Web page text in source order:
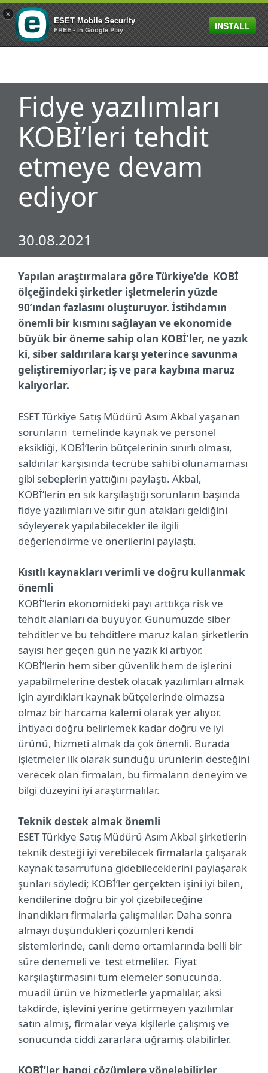
MENU
Fidye yazılımları
KOBİ’leri tehdit
etmeye devam
ediyor
30.08.2021
Yapılan araştırmalara göre Türkiye’de KOBİ
ölçeğindeki şirketler işletmelerin yüzde
90’ından fazlasını oluşturuyor. İstihdamın
önemli bir kısmını sağlayan ve ekonomide
büyük bir öneme sahip olan KOBİ’ler, ne yazık
ki, siber saldırılara karşı yeterince savunma
geliştiremiyorlar; iş ve para kaybına maruz
kalıyorlar.
ESET Türkiye Satış Müdürü Asım Akbal yaşanan
sorunların temelinde kaynak ve personel
eksikliği, KOBİ’lerin bütçelerinin sınırlı olması,
saldırılar karşısında tecrübe sahibi olunamaması
gibi sebeplerin yattığını paylaştı. Akbal,
KOBİ’lerin en sık karşılaştığı sorunların başında
fidye yazılımları ve sıfır gün atakları geldiğini
söyleyerek yapılabilecekler ile ilgili
değerlendirme ve önerilerini paylaştı.
Kısıtlı kaynakları verimli ve doğru kullanmak
önemli
KOBİ’lerin ekonomideki payı arttıkça risk ve
tehdit alanları da büyüyor. Günümüzde siber
tehditler ve bu tehditlere maruz kalan şirketlerin
sayısı her geçen gün ne yazık ki artıyor.
KOBİ’lerin hem siber güvenlik hem de işlerini
yapabilmelerine destek olacak yazılımları almak
için ayırdıkları kaynak bütçelerinde olmazsa
olmaz bir harcama kalemi olarak yer alıyor.
İhtiyacı doğru belirlemek kadar doğru ve iyi
ürünü, hizmeti almak da çok önemli. Burada
işletmeler ilk olarak sunduğu ürünlerin desteğini
verecek olan firmaları, bu firmaların deneyim ve
bilgi düzeyini iyi araştırmalılar.
Teknik destek almak önemli
ESET Türkiye Satış Müdürü Asım Akbal şirketlerin
teknik desteği iyi verebilecek firmalarla çalışarak
kaynak tasarrufuna gidebileceklerini paylaşarak
şunları söyledi; KOBİ’ler gerçekten işini iyi bilen,
kendilerine doğru bir yol çizebileceğine
inandıkları firmalarla çalışmalılar. Daha sonra
almayı düşündükleri çözümleri kendi
sistemlerinde, canlı demo ortamlarında belli bir
süre denemeli ve test etmeliler. Fiyat
karşılaştırmasını tüm elemeler sonucunda,
muadil ürün ve hizmetlerle yapmalılar, aksi
takdirde, işlevini yerine getirmeyen yazılımlar
satın almış, firmalar veya kişilerle çalışmış ve
sonucunda ciddi zararlara uğramış olabilirler.
×
ESET Mobile Security
FREE - In Google Play INSTALL